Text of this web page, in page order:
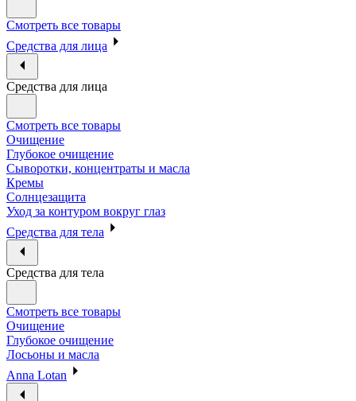
Смотреть все товары
Средства для лица
Средства для лица
Смотреть все товары
Очищение
Глубокое очищение
Сыворотки, концентраты и масла
Кремы
Солнцезащита
Уход за контуром вокруг глаз
Средства для тела
Средства для тела
Смотреть все товары
Очищение
Глубокое очищение
Лосьоны и масла
Anna Lotan